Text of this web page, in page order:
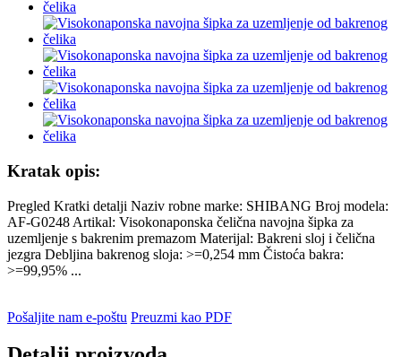
Kratak opis:
Pregled Kratki detalji Naziv robne marke: SHIBANG Broj modela:
AF-G0248 Artikal: Visokonaponska čelična navojna šipka za
uzemljenje s bakrenim premazom Materijal: Bakreni sloj i čelična
jezgra Debljina bakrenog sloja: >=0,254 mm Čistoća bakra:
>=99,95% ...
Pošaljite nam e-poštu Preuzmi kao PDF